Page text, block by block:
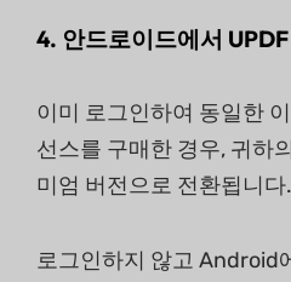
4. 안드로이드에서
이미 로그인하여 동일한
선스를 구매한 경우, 귀하
미엄 버전으로 전환됩니다.
로그인하지 않고 Android